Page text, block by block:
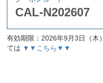
CAL-N202607
有効期限：2026年9月3日（木
ては ▼▼こちら▼▼